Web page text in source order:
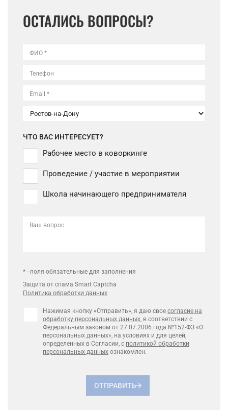
ОСТАЛИСЬ ВОПРОСЫ?
ФИО *
Телефон
Email *
ЧТО ВАС ИНТЕРЕСУЕТ?
Рабочее место в коворкинге
Проведение / участие в мероприятии
Школа начинающего предпринимателя
Ваш вопрос
* - поля обязательные для заполнения
Защита от спама Smart Captcha
Политика обработки данных
Нажимая кнопку «Отправить», я даю свое согласие на
обработку персональных данных, в соответствии с
Федеральным законом от 27.07.2006 года №152-ФЗ «О
персональных данных», на условиях и для целей,
определенных в Согласии, с политикой обработки
персональных данных ознакомлен.
ОТПРАВИТЬ